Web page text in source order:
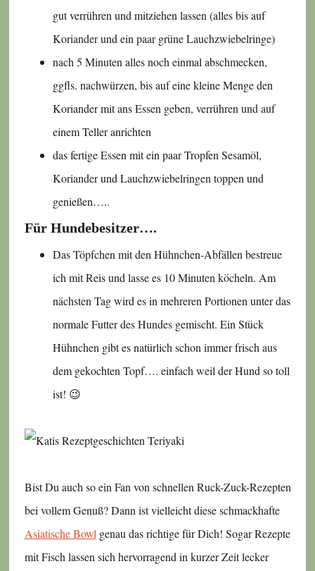
gut verrühren und mitziehen lassen (alles bis auf
Koriander und ein paar grüne Lauchzwiebelringe)
nach 5 Minuten alles noch einmal abschmecken,
ggfls. nachwürzen, bis auf eine kleine Menge den
Koriander mit ans Essen geben, verrühren und auf
einem Teller anrichten
das fertige Essen mit ein paar Tropfen Sesamöl,
Koriander und Lauchzwiebelringen toppen und
genießen…..
Für Hundebesitzer….
Das Töpfchen mit den Hühnchen-Abfällen bestreue
ich mit Reis und lasse es 10 Minuten köcheln. Am
nächsten Tag wird es in mehreren Portionen unter das
normale Futter des Hundes gemischt. Ein Stück
Hühnchen gibt es natürlich schon immer frisch aus
dem gekochten Topf…. einfach weil der Hund so toll
ist! 😉
Bist Du auch so ein Fan von schnellen Ruck-Zuck-Rezepten
bei vollem Genuß? Dann ist vielleicht diese schmackhafte
Asiatische Bowl genau das richtige für Dich! Sogar Rezepte
mit Fisch lassen sich hervorragend in kurzer Zeit lecker